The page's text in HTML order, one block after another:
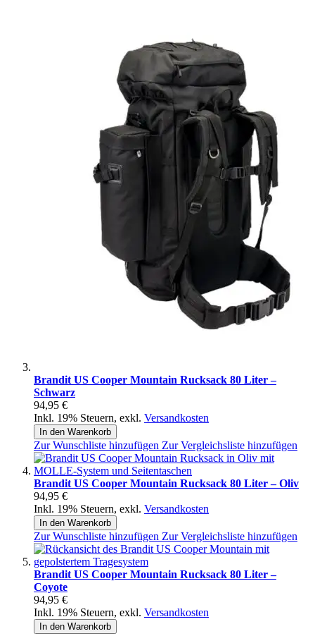
Brandit US Cooper Mountain Rucksack 80 Liter –
Schwarz
94,95 €
Inkl. 19% Steuern, exkl. Versandkosten
In den Warenkorb
Zur Wunschliste hinzufügen Zur Vergleichsliste hinzufügen
Brandit US Cooper Mountain Rucksack 80 Liter – Oliv
94,95 €
Inkl. 19% Steuern, exkl. Versandkosten
In den Warenkorb
Zur Wunschliste hinzufügen Zur Vergleichsliste hinzufügen
Brandit US Cooper Mountain Rucksack 80 Liter –
Coyote
94,95 €
Inkl. 19% Steuern, exkl. Versandkosten
In den Warenkorb